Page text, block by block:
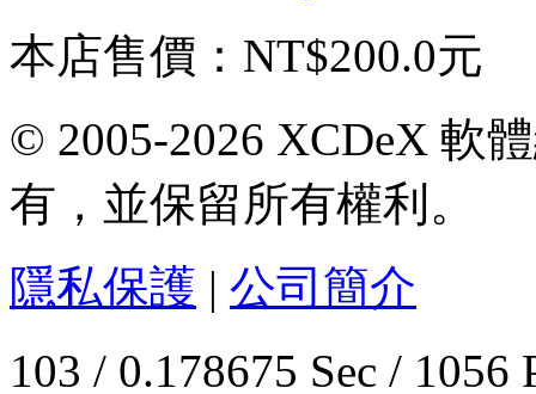
本店售價： NT$200.0元
© 2005-2026 XCDeX 軟
有，並保留所有權利。
隱私保護 | 公司簡介
103 / 0.178675 Sec /